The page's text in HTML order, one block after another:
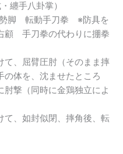
纏手八卦掌）
転動手刀拳 ※防具を
顧 手刀拳の代わりに掤拳
、屈臂圧肘（そのまま摔
の体を、沈ませたところ
撃（同時に金鶏独立によ
、如封似閉、摔角後、転